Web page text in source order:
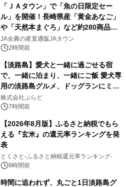
「ＪＡタウン」で「魚の日限定セー
ル」を開催！長崎県産「黄金あなご」
や「天然本まぐろ」など約280商品を
販売！～毎月１０日の定例企画～
JA全農の産直通販JAタウン
2時間前
【淡路島】愛犬と一緒に過ごせる宿
で、一緒に泊まり、一緒にご飯 愛犬専
用の淡路島グルメ、ドッグランにミニ
プール グランピングとトレーラーハウ
スの2施設で
株式会社ぷらど
7時間前
【2026年8月版】ふるさと納税でもら
える『玄米』の還元率ランキングを発
表
とくさと-ふるさと納税還元率ランキング-
9時間前
時間に追われず、丸ごと1日淡路島グ